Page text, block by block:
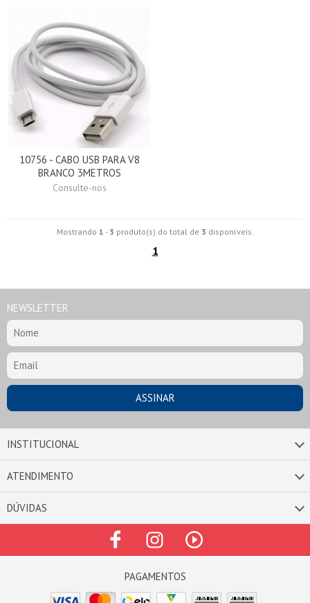
10756 - CABO USB PARA V8
BRANCO 3METROS
Consulte-nos
Mostrando 1 - 3 produto(s) do total de 3 disponíveis.
1
NEWSLETTER
INSTITUCIONAL
ATENDIMENTO
DÚVIDAS